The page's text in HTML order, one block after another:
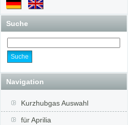
Suche
Navigation
Kurzhubgas Auswahl
für Aprilia